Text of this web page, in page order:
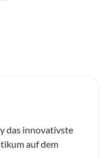
das innovativste
auf dem